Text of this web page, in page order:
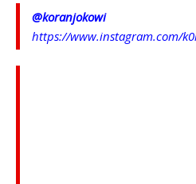
@koranjokowi
https://www.instagram.com/